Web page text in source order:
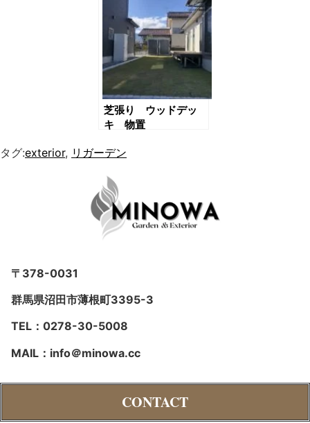
芝張り ウッドデッ
キ 物置
タグ:exterior, リガーデン
〒378-0031
群馬県沼田市薄根町3395-3
TEL：0278-30-5008
MAIL：info＠minowa.cc
CONTACT